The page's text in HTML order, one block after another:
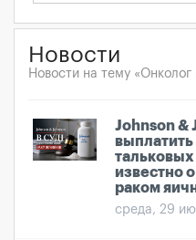
Новости
Новости на тему «Онколог
Johnson &
известно
раком
среда, 29